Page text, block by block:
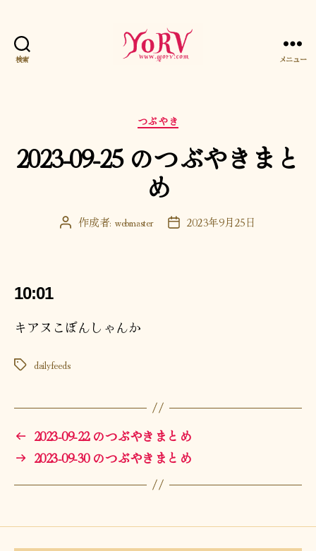
検索 メニュー
カ
テ
ゴ
リ
ー
つぶやき
2023-09-25 のつぶやきまと
め
投 作成者: webmaster
投 2023年9月25日
10:01
キアヌこぼんしゃんか
タ
dailyfeeds
← 2023-09-22 のつぶやきまとめ
→ 2023-09-30 のつぶやきまとめ